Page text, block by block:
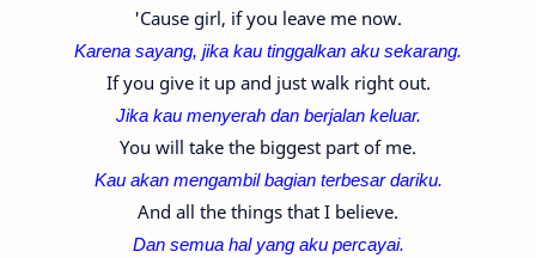
'Cause girl, if you leave me now.
Karena sayang, jika kau tinggalkan aku sekarang.
If you give it up and just walk right out.
Jika kau menyerah dan berjalan keluar.
You will take the biggest part of me.
Kau akan mengambil bagian terbesar dariku.
And all the things that I believe.
Dan semua hal yang aku percayai.